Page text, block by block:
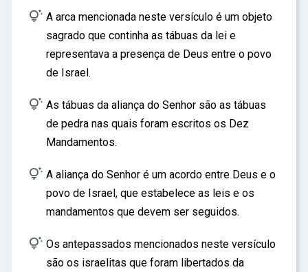
 A arca mencionada neste versículo é um objeto
sagrado que continha as tábuas da lei e
representava a presença de Deus entre o povo
de Israel.
 As tábuas da aliança do Senhor são as tábuas
de pedra nas quais foram escritos os Dez
Mandamentos.
 A aliança do Senhor é um acordo entre Deus e o
povo de Israel, que estabelece as leis e os
mandamentos que devem ser seguidos.
 Os antepassados mencionados neste versículo
são os israelitas que foram libertados da